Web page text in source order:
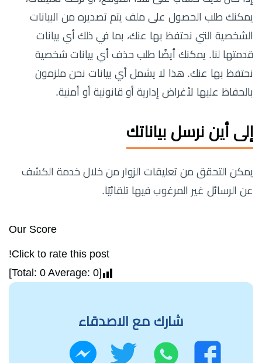
يمكنك طلب الحصول على ملف يتم تصديره من البيانات
الشخصية التي نحتفظ بها عنك، بما في ذلك أي بيانات
قدمتها لنا. يمكنك أيضًا طلب حذف أي بيانات شخصية
نحتفظ بها عنك. هذا لا يشمل أي بيانات نحن ملزمون
بالحفاظ عليها لأغراض إدارية أو قانونية أو أمنية.
إلى أين نرسل بياناتك
يمكن التحقق من تعليقات الزوار من خلال خدمة الكشف
عن الرسائل غير المرغوب فيها تلقائيًا.
Our Score
Click to rate this post!
[Total:
0 Average: 0
]
شارك مع الاصدقاء
فيسبوك
واتساب تويتر